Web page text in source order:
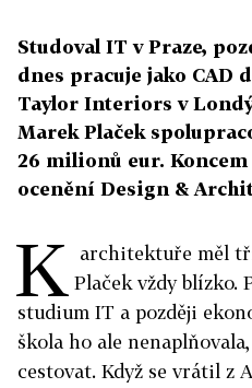
Studoval IT v Praze,
dnes pracuje jako CAD
Taylor Interiors v
Marek Plaček
26 milionů eur.
ocenění Design &
K
architektuře měl
Plaček vždy blízko.
studium IT a později
škola ho ale
cestovat. Když se vrátil z